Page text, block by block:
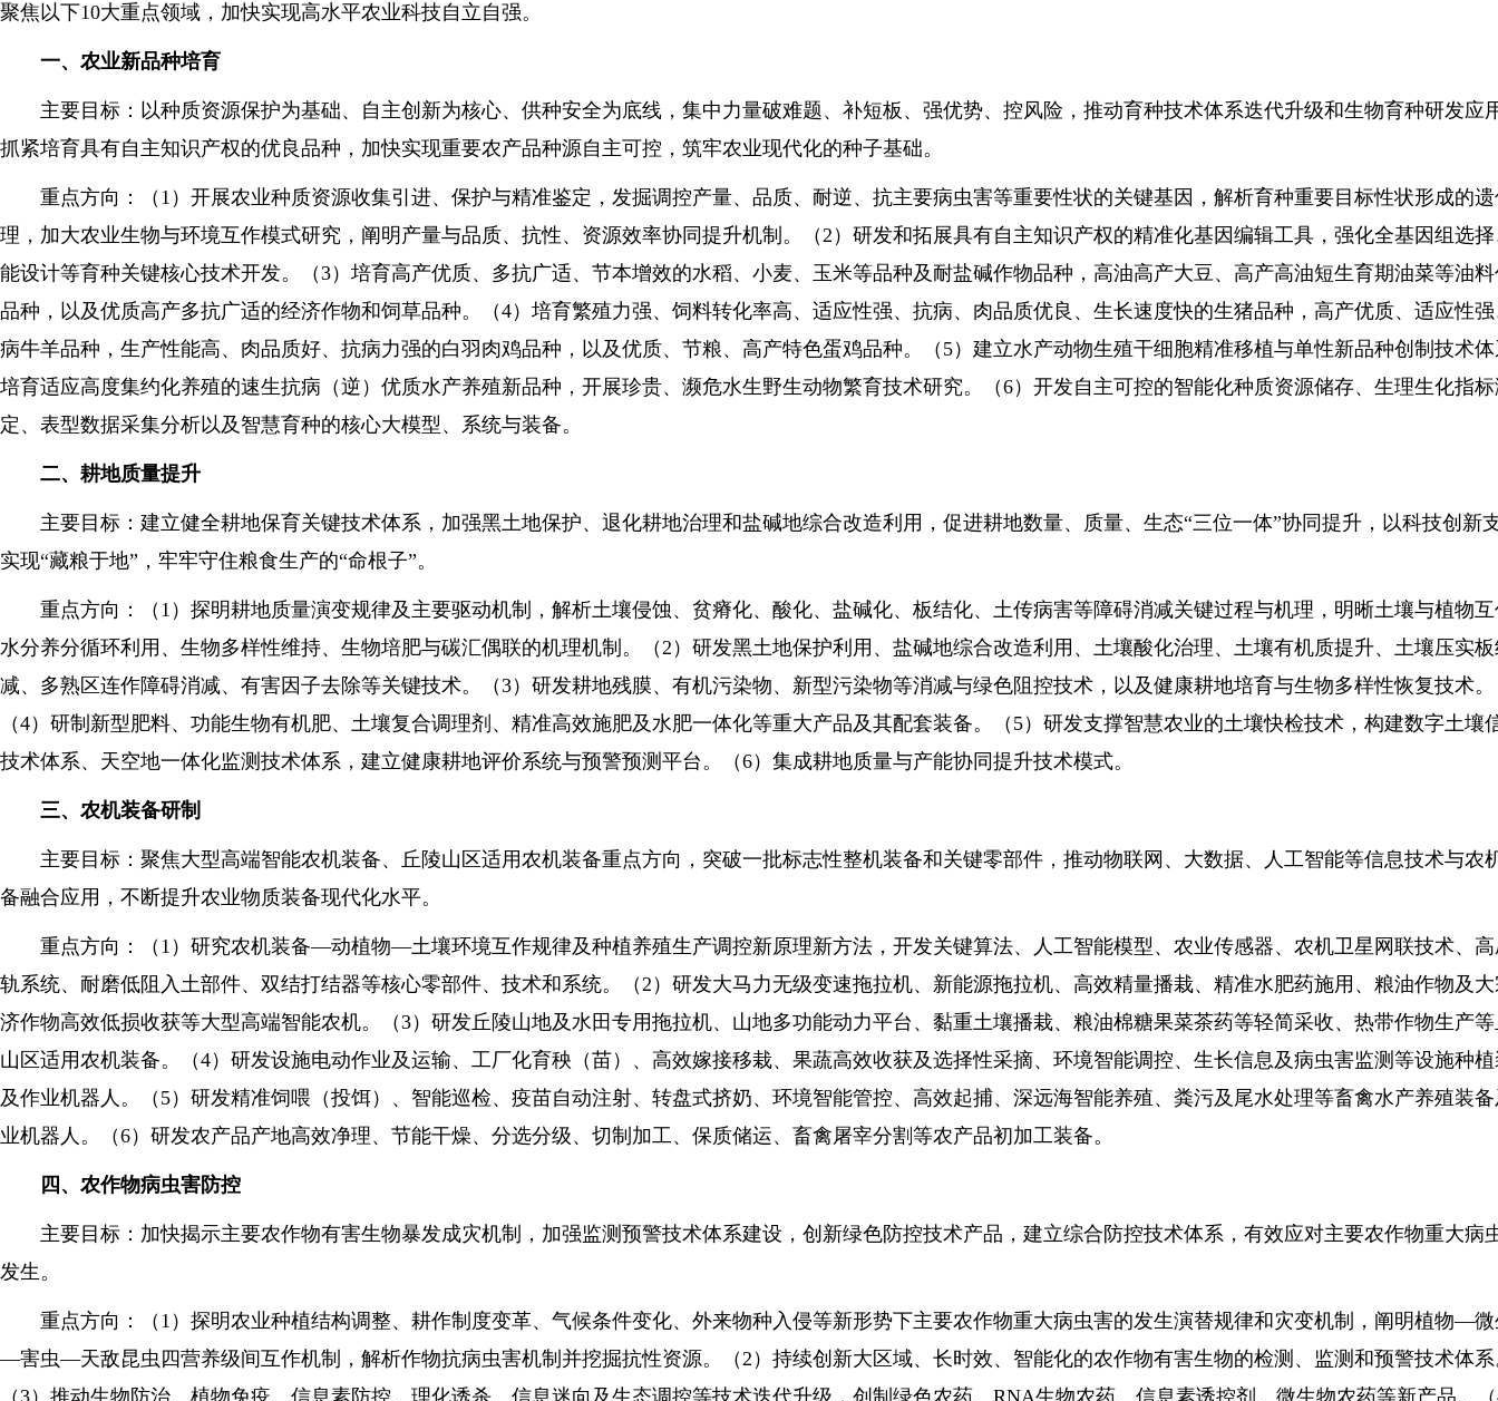
聚焦以下10大重点领域，加快实现高水平农业科技自立自强。
一、农业新品种培育
主要目标：以种质资源保护为基础、自主创新为核心、供种安全为底线，集中力量破难题、补短板、强优势、控风险，推动育种技术体系迭代升级和生物育种研发应
抓紧培育具有自主知识产权的优良品种，加快实现重要农产品种源自主可控，筑牢农业现代化的种子基础。
重点方向：（1）开展农业种质资源收集引进、保护与精准鉴定，发掘调控产量、品质、耐逆、抗主要病虫害等重要性状的关键基因，解析育种重要目标性状形成的
理，加大农业生物与环境互作模式研究，阐明产量与品质、抗性、资源效率协同提升机制。（2）研发和拓展具有自主知识产权的精准化基因编辑工具，强化全基因组选
能设计等育种关键核心技术开发。（3）培育高产优质、多抗广适、节本增效的水稻、小麦、玉米等品种及耐盐碱作物品种，高油高产大豆、高产高油短生育期油菜等油
品种，以及优质高产多抗广适的经济作物和饲草品种。（4）培育繁殖力强、饲料转化率高、适应性强、抗病、肉品质优良、生长速度快的生猪品种，高产优质、适应性
病牛羊品种，生产性能高、肉品质好、抗病力强的白羽肉鸡品种，以及优质、节粮、高产特色蛋鸡品种。（5）建立水产动物生殖干细胞精准移植与单性新品种创制技术
培育适应高度集约化养殖的速生抗病（逆）优质水产养殖新品种，开展珍贵、濒危水生野生动物繁育技术研究。（6）开发自主可控的智能化种质资源储存、生理生化指
定、表型数据采集分析以及智慧育种的核心大模型、系统与装备。
二、耕地质量提升
主要目标：建立健全耕地保育关键技术体系，加强黑土地保护、退化耕地治理和盐碱地综合改造利用，促进耕地数量、质量、生态“三位一体”协同提升，以科技创新
实现“藏粮于地”，牢牢守住粮食生产的“命根子”。
重点方向：（1）探明耕地质量演变规律及主要驱动机制，解析土壤侵蚀、贫瘠化、酸化、盐碱化、板结化、土传病害等障碍消减关键过程与机理，明晰土壤与植物
水分养分循环利用、生物多样性维持、生物培肥与碳汇偶联的机理机制。（2）研发黑土地保护利用、盐碱地综合改造利用、土壤酸化治理、土壤有机质提升、土壤压实
减、多熟区连作障碍消减、有害因子去除等关键技术。（3）研发耕地残膜、有机污染物、新型污染物等消减与绿色阻控技术，以及健康耕地培育与生物多样性恢复技术。
（4）研制新型肥料、功能生物有机肥、土壤复合调理剂、精准高效施肥及水肥一体化等重大产品及其配套装备。（5）研发支撑智慧农业的土壤快检技术，构建数字土壤
技术体系、天空地一体化监测技术体系，建立健康耕地评价系统与预警预测平台。（6）集成耕地质量与产能协同提升技术模式。
三、农机装备研制
主要目标：聚焦大型高端智能农机装备、丘陵山区适用农机装备重点方向，突破一批标志性整机装备和关键零部件，推动物联网、大数据、人工智能等信息技术与农
备融合应用，不断提升农业物质装备现代化水平。
重点方向：（1）研究农机装备—动植物—土壤环境互作规律及种植养殖生产调控新原理新方法，开发关键算法、人工智能模型、农业传感器、农机卫星网联技术、高
轨系统、耐磨低阻入土部件、双结打结器等核心零部件、技术和系统。（2）研发大马力无级变速拖拉机、新能源拖拉机、高效精量播栽、精准水肥药施用、粮油作物及
济作物高效低损收获等大型高端智能农机。（3）研发丘陵山地及水田专用拖拉机、山地多功能动力平台、黏重土壤播栽、粮油棉糖果菜茶药等轻简采收、热带作物生产
山区适用农机装备。（4）研发设施电动作业及运输、工厂化育秧（苗）、高效嫁接移栽、果蔬高效收获及选择性采摘、环境智能调控、生长信息及病虫害监测等设施种
及作业机器人。（5）研发精准饲喂（投饵）、智能巡检、疫苗自动注射、转盘式挤奶、环境智能管控、高效起捕、深远海智能养殖、粪污及尾水处理等畜禽水产养殖装
业机器人。（6）研发农产品产地高效净理、节能干燥、分选分级、切制加工、保质储运、畜禽屠宰分割等农产品初加工装备。
四、农作物病虫害防控
主要目标：加快揭示主要农作物有害生物暴发成灾机制，加强监测预警技术体系建设，创新绿色防控技术产品，建立综合防控技术体系，有效应对主要农作物重大病
发生。
重点方向：（1）探明农业种植结构调整、耕作制度变革、气候条件变化、外来物种入侵等新形势下主要农作物重大病虫害的发生演替规律和灾变机制，阐明植物—
—害虫—天敌昆虫四营养级间互作机制，解析作物抗病虫害机制并挖掘抗性资源。（2）持续创新大区域、长时效、智能化的农作物有害生物的检测、监测和预警技术体
（3）推动生物防治、植物免疫、信息素防控、理化诱杀、信息迷向及生态调控等技术迭代升级，创制绿色农药、RNA生物农药、信息素诱控剂、微生物农药等新产品。